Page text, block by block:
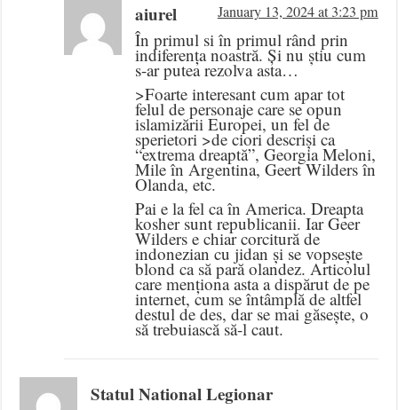
aiurel January 13, 2024 at 3:23 pm
În primul si în primul rând prin
indiferența noastră. Și nu știu cum
s-ar putea rezolva asta…
>Foarte interesant cum apar tot
felul de personaje care se opun
islamizării Europei, un fel de
sperietori >de ciori descriși ca
“extrema dreaptă”, Georgia Meloni,
Mile în Argentina, Geert Wilders în
Olanda, etc.
Pai e la fel ca în America. Dreapta
kosher sunt republicanii. Iar Geer
Wilders e chiar corcitură de
indonezian cu jidan și se vopsește
blond ca să pară olandez. Articolul
care menționa asta a dispărut de pe
internet, cum se întâmplă de altfel
destul de des, dar se mai găsește, o
să trebuiască să-l caut.
Statul National Legionar